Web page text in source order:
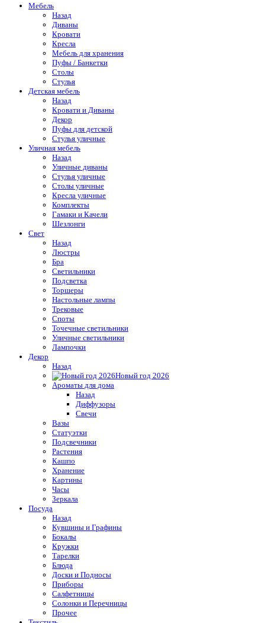
Мебель
Назад
Диваны
Кровати
Кресла
Мебель для хранения
Пуфы / Банкетки
Столы
Стулья
Детская мебель
Назад
Кровати и Диваны
Декор
Пуфы для детской
Стулья уличные
Уличная мебель
Назад
Уличные диваны
Стулья уличные
Столы уличные
Кресла уличные
Комплекты
Гамаки и Качели
Шезлонги
Свет
Назад
Люстры
Бра
Светильники
Подсветка
Торшеры
Настольные лампы
Трековые
Споты
Точечные светильники
Уличные светильники
Лампочки
Декор
Назад
Новый год 2026
Ароматы для дома
Назад
Диффузоры
Свечи
Вазы
Статуэтки
Подсвечники
Растения
Кашпо
Хранение
Картины
Часы
Зеркала
Посуда
Назад
Кувшины и Графины
Бокалы
Кружки
Тарелки
Блюда
Доски и Подносы
Приборы
Салфетницы
Солонки и Перечницы
Прочее